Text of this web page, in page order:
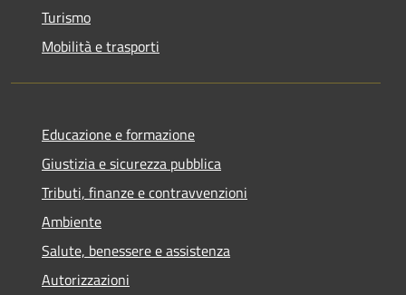
Turismo
Mobilità e trasporti
Educazione e formazione
Giustizia e sicurezza pubblica
Tributi, finanze e contravvenzioni
Ambiente
Salute, benessere e assistenza
Autorizzazioni